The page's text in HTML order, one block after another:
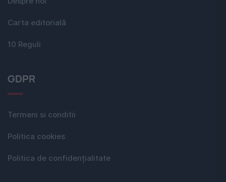
Carta editorială
10 Reguli
GDPR
Termeni si conditii
Politica cookies
Politica de confidențialitate